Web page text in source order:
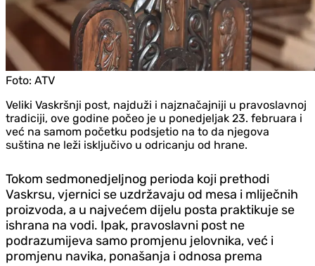
Foto: ATV
Veliki Vaskršnji post, najduži i najznačajniji u pravoslavnoj
tradiciji, ove godine počeo je u ponedjeljak 23. februara i
već na samom početku podsjetio na to da njegova
suština ne leži isključivo u odricanju od hrane.
Tokom sedmonedjeljnog perioda koji prethodi
Vaskrsu, vjernici se uzdržavaju od mesa i mliječnih
proizvoda, a u najvećem dijelu posta praktikuje se
ishrana na vodi. Ipak, pravoslavni post ne
podrazumijeva samo promjenu jelovnika, već i
promjenu navika, ponašanja i odnosa prema